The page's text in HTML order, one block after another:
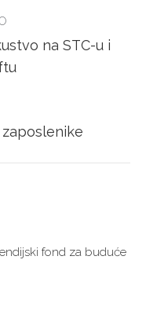
na STC-u i
fond za buduće